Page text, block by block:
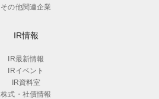
その他関連企業
IR情報
IR最新情報
IRイベント
IR資料室
株式・社債情報